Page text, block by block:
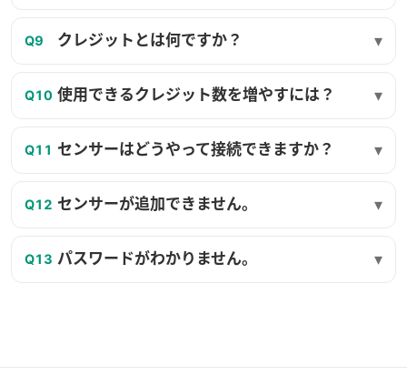
Q9 クレジットとは何ですか？ ▾
Q10 使用できるクレジット数を増やすには？ ▾
Q11 センサーはどうやって接続できますか？ ▾
Q12 センサーが追加できません。 ▾
Q13 パスワードがわかりません。 ▾